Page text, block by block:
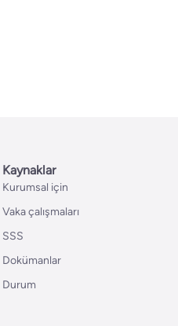
Kaynaklar
Kurumsal için
Vaka çalışmaları
SSS
Dokümanlar
Durum